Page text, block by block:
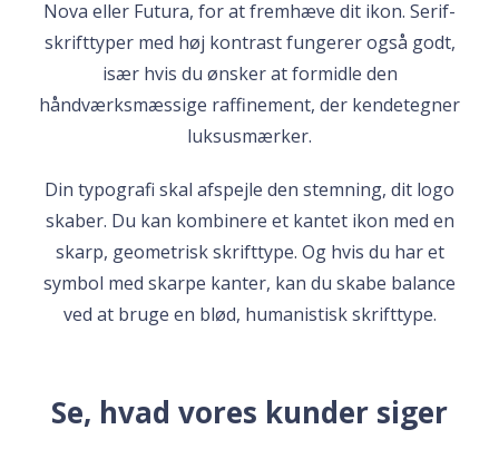
Nova eller Futura, for at fremhæve dit ikon. Serif-
skrifttyper med høj kontrast fungerer også godt,
især hvis du ønsker at formidle den
håndværksmæssige raffinement, der kendetegner
luksusmærker.
Din typografi skal afspejle den stemning, dit logo
skaber. Du kan kombinere et kantet ikon med en
skarp, geometrisk skrifttype. Og hvis du har et
symbol med skarpe kanter, kan du skabe balance
ved at bruge en blød, humanistisk skrifttype.
Se, hvad vores kunder siger